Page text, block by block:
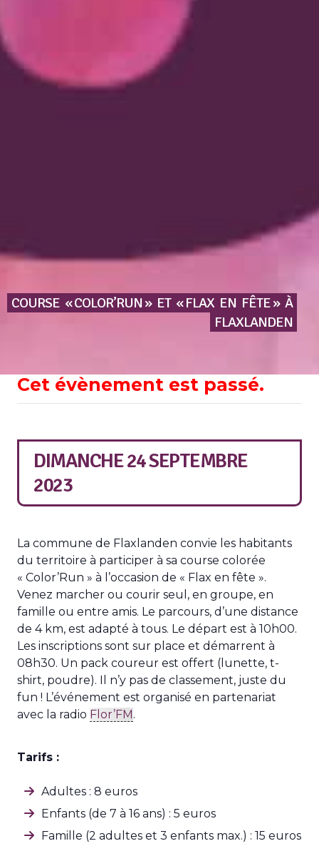
COURSE « COLOR’RUN » ET « FLAX EN FÊTE » À
FLAXLANDEN
Cet évènement est passé.
DIMANCHE 24 SEPTEMBRE
2023
La commune de Flaxlanden convie les habitants
du territoire à participer à sa course colorée
« Color’Run » à l’occasion de « Flax en fête ».
Venez marcher ou courir seul, en groupe, en
famille ou entre amis. Le parcours, d’une distance
de 4 km, est adapté à tous. Le départ est à 10h00.
Les inscriptions sont sur place et démarrent à
08h30. Un pack coureur est offert (lunette, t-
shirt, poudre). Il n’y pas de classement, juste du
fun ! L’événement est organisé en partenariat
avec la radio Flor’FM.
Tarifs :
Adultes : 8 euros
Enfants (de 7 à 16 ans) : 5 euros
Famille (2 adultes et 3 enfants max.) : 15 euros